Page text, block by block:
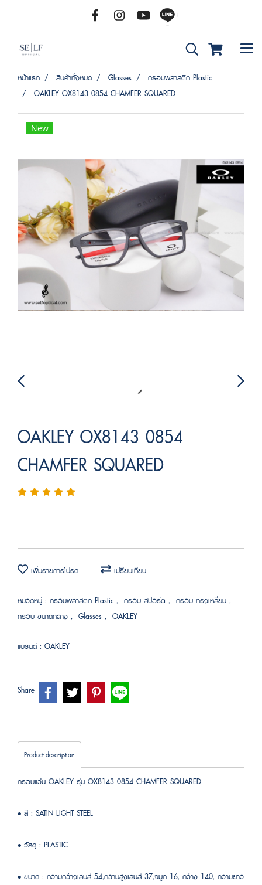
หน้าแรก สินค้าทั้งหมด Glasses
กรอบพลาสติก Plastic
OAKLEY OX8143 0854 CHAMFER SQUARED
New
OAKLEY OX8143 0854
CHAMFER SQUARED
เพิ่มรายการโปรด เปรียบเทียบ
หมวดหมู่ : กรอบพลาสติก Plastic , กรอบ สปอร์ต , กรอบ ทรงเหลี่ยม ,
กรอบ ขนาดกลาง , Glasses , OAKLEY
แบรนด์ : OAKLEY
Share
Product description
กรอบแว่น OAKLEY รุ่น OX8143 0854 CHAMFER SQUARED
• สี : SATIN LIGHT STEEL
• วัสดุ : PLASTIC
• ขนาด : ความกว้างเลนส์ 54,ความสูงเลนส์ 37,จมูก 16, กว้าง 140, ความยาว